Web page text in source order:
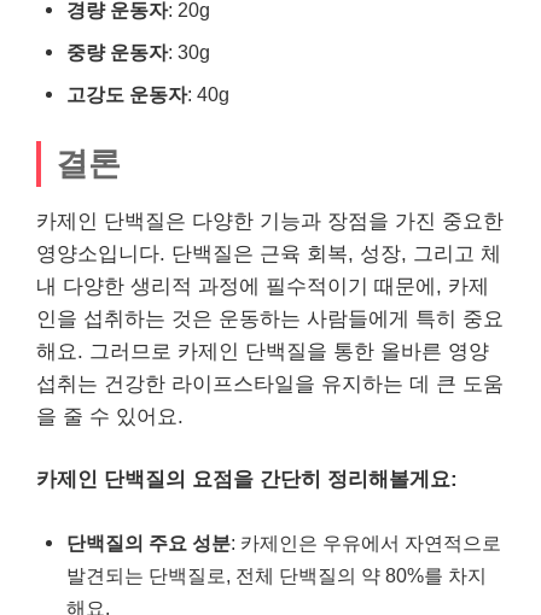
경량 운동자: 20g
중량 운동자: 30g
고강도 운동자: 40g
결론
카제인 단백질은 다양한 기능과 장점을 가진 중요한
영양소입니다. 단백질은 근육 회복, 성장, 그리고 체
내 다양한 생리적 과정에 필수적이기 때문에, 카제
인을 섭취하는 것은 운동하는 사람들에게 특히 중요
해요. 그러므로 카제인 단백질을 통한 올바른 영양
섭취는 건강한 라이프스타일을 유지하는 데 큰 도움
을 줄 수 있어요.
카제인 단백질의 요점을 간단히 정리해볼게요:
단백질의 주요 성분: 카제인은 우유에서 자연적으로
발견되는 단백질로, 전체 단백질의 약 80%를 차지
해요.